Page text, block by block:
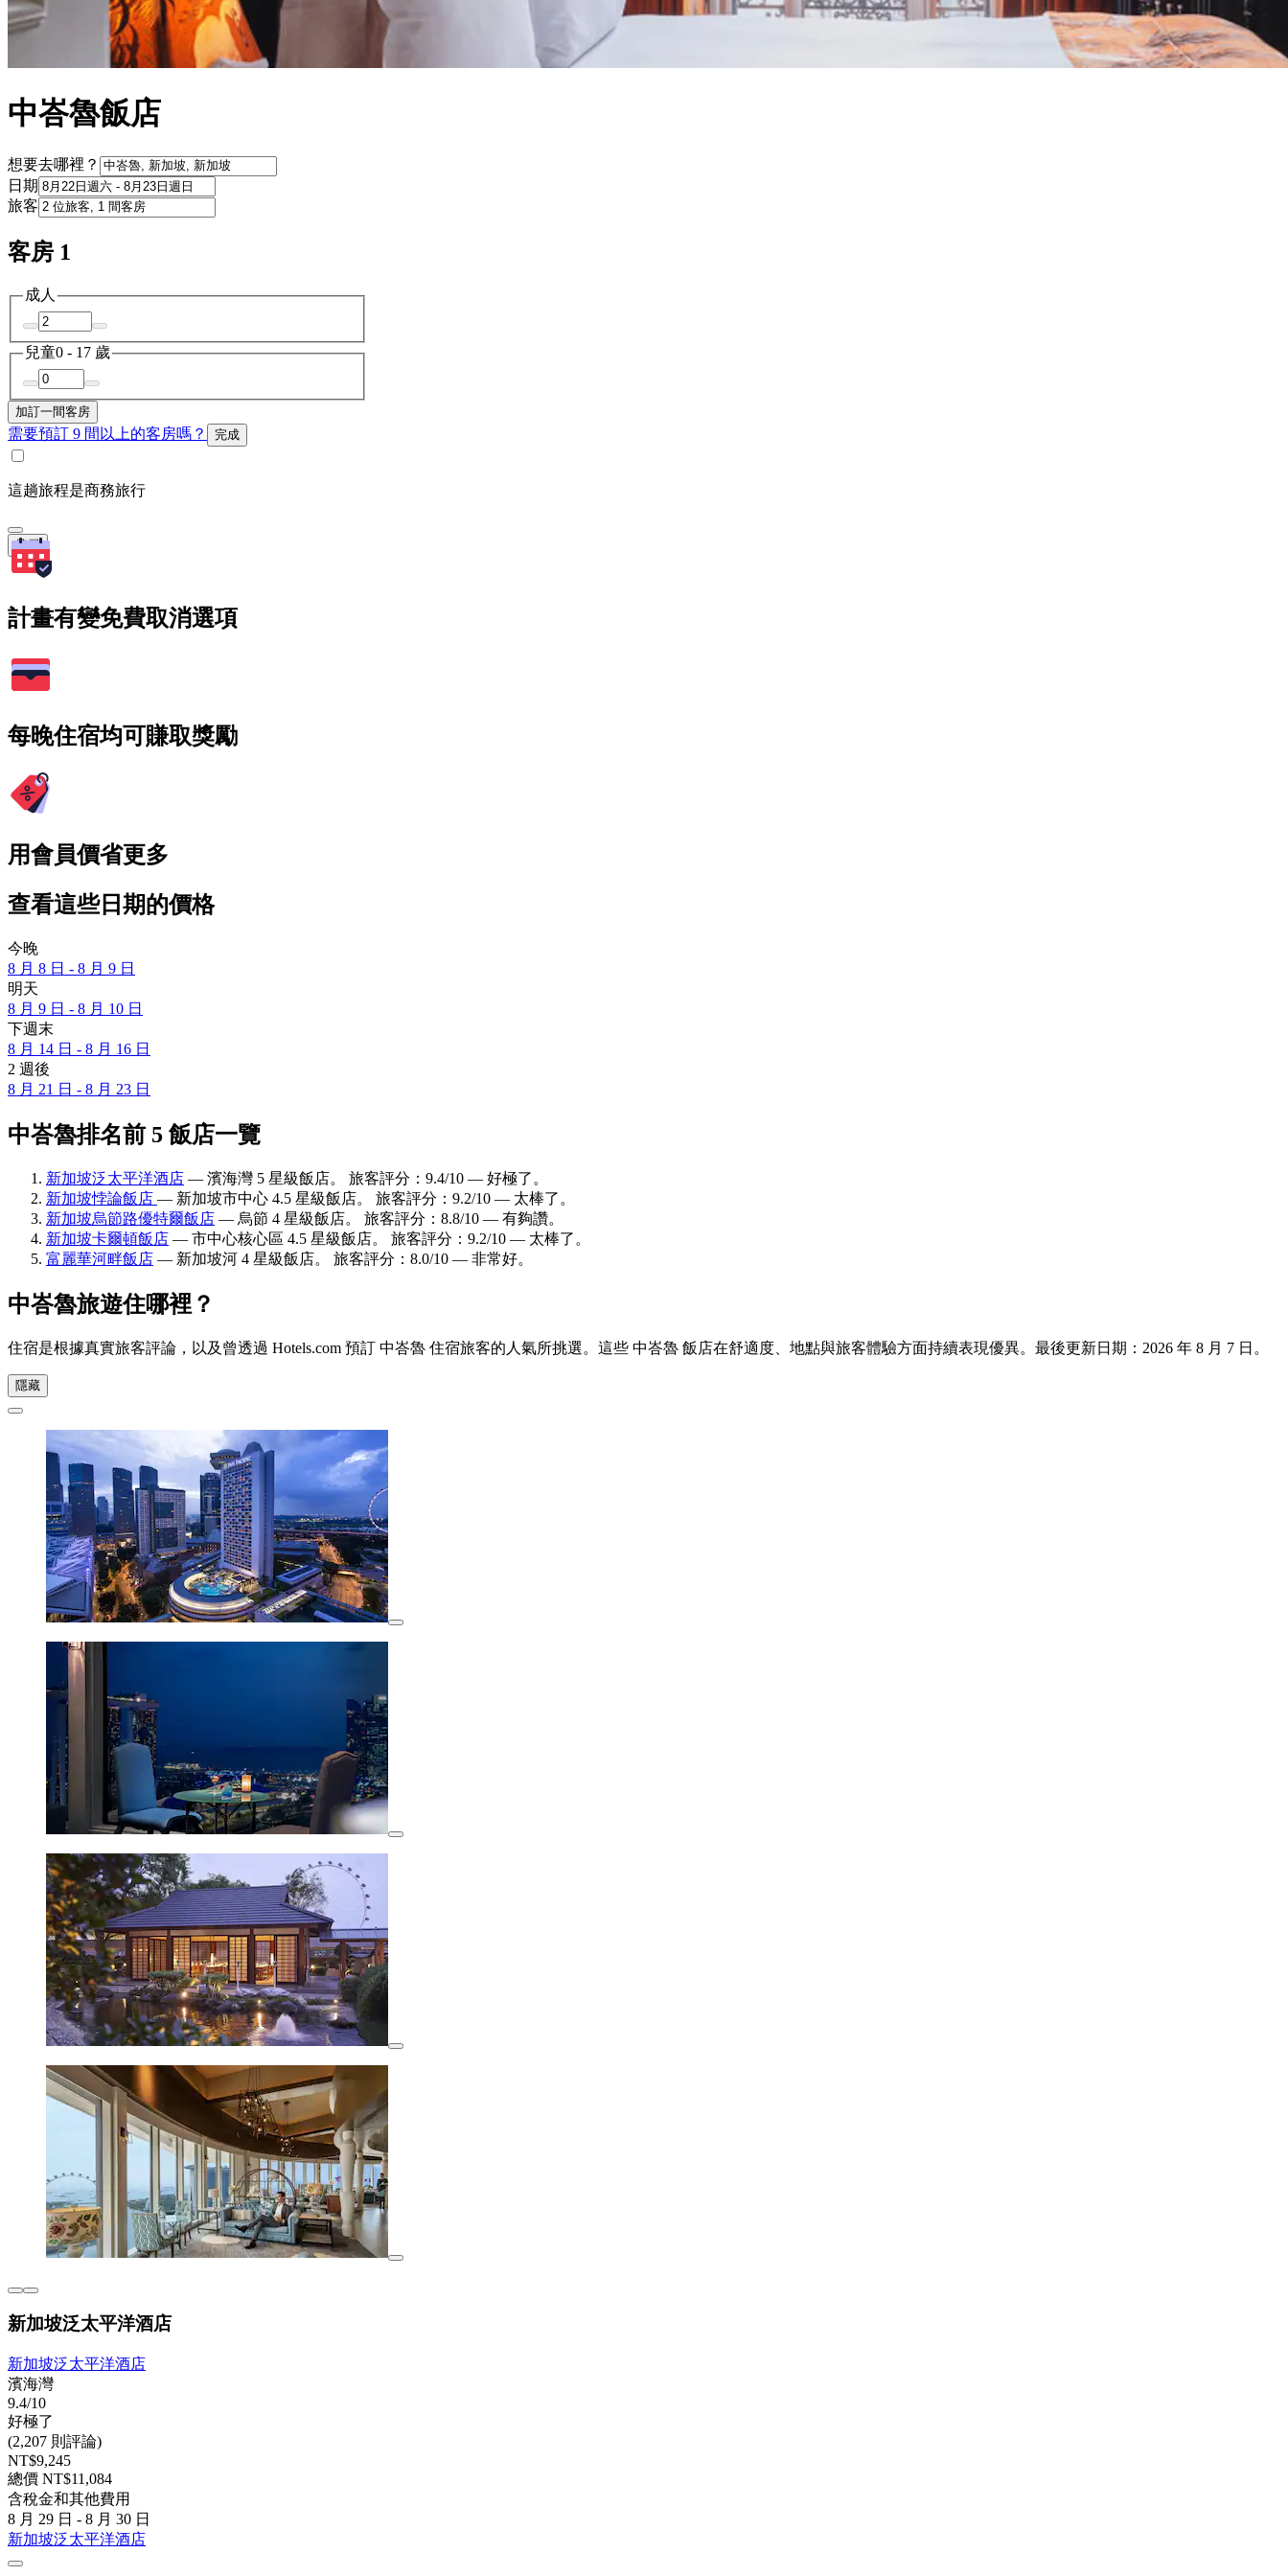
中峇魯飯店
想要去哪裡？
日期
旅客
客房 1
成人
兒童0 - 17 歲
加訂一間客房
需要預訂 9 間以上的客房嗎？ 完成
這趟旅程是商務旅行
搜尋
計畫有變免費取消選項
每晚住宿均可賺取獎勵
用會員價省更多
查看這些日期的價格
今晚
8 月 8 日 - 8 月 9 日
明天
8 月 9 日 - 8 月 10 日
下週末
8 月 14 日 - 8 月 16 日
2 週後
8 月 21 日 - 8 月 23 日
中峇魯排名前 5 飯店一覽
新加坡泛太平洋酒店 — 濱海灣 5 星級飯店。 旅客評分：9.4/10 — 好極了。
新加坡悖論飯店 — 新加坡市中心 4.5 星級飯店。 旅客評分：9.2/10 — 太棒了。
新加坡烏節路優特爾飯店 — 烏節 4 星級飯店。 旅客評分：8.8/10 — 有夠讚。
新加坡卡爾頓飯店 — 市中心核心區 4.5 星級飯店。 旅客評分：9.2/10 — 太棒了。
富麗華河畔飯店 — 新加坡河 4 星級飯店。 旅客評分：8.0/10 — 非常好。
中峇魯旅遊住哪裡？
住宿是根據真實旅客評論，以及曾透過 Hotels.com 預訂 中峇魯 住宿旅客的人氣所挑選。這些 中峇魯 飯店在舒適度、地點與旅客體驗方面持續表現優異。最後更新日期： 2026 年 8 月 7 日 。
隱藏
新加坡泛太平洋酒店
新加坡泛太平洋酒店
濱海灣
9.4/10
好極了
(2,207 則評論)
NT$9,245
總價 NT$11,084
含稅金和其他費用
8 月 29 日 - 8 月 30 日
新加坡泛太平洋酒店